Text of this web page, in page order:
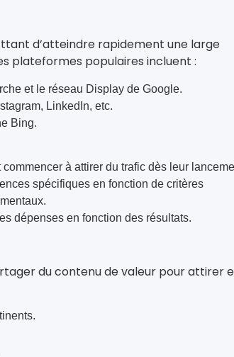
d’atteindre rapidement une large
plateformes populaires incluent :
et le réseau Display de Google.
LinkedIn, etc.
Bing.
à attirer du trafic dès leur
spécifiques en fonction de critères
dépenses en fonction des résultats.
du contenu de valeur pour attirer